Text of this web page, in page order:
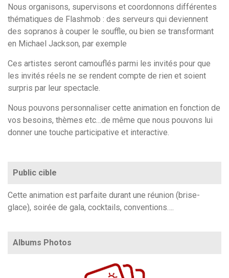
Nous organisons, supervisons et coordonnons différentes
thématiques de Flashmob : des serveurs qui deviennent
des sopranos à couper le souffle, ou bien se transformant
en Michael Jackson, par exemple
Ces artistes seront camouflés parmi les invités pour que
les invités réels ne se rendent compte de rien et soient
surpris par leur spectacle.
Nous pouvons personnaliser cette animation en fonction de
vos besoins, thèmes etc…de même que nous pouvons lui
donner une touche participative et interactive.
Public cible
Cette animation est parfaite durant une réunion (brise-
glace), soirée de gala, cocktails, conventions….
Albums Photos